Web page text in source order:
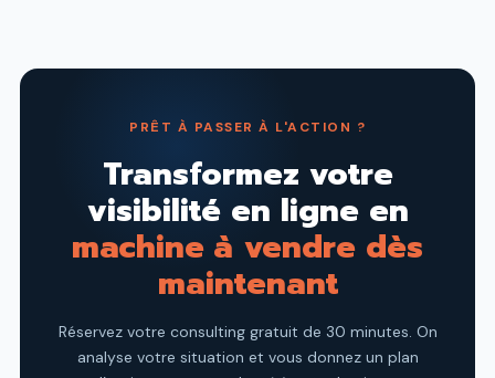
PRÊT À PASSER À L'ACTION ?
Transformez votre
visibilité en ligne en
machine à vendre dès
maintenant
Réservez votre consulting gratuit de 30 minutes. On
analyse votre situation et vous donnez un plan